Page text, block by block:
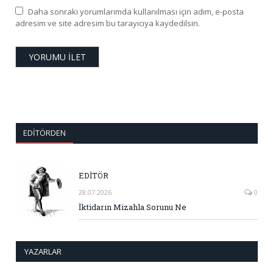
Daha sonraki yorumlarımda kullanılması için adım, e-posta
adresim ve site adresim bu tarayıcıya kaydedilsin.
EDITÖRDEN
EDİTÖR
28.07.2026 0
İktidarın Mizahla Sorunu Ne
YAZARLAR